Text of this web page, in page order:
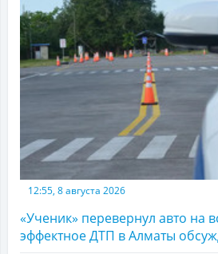
12:55, 8 августа 2026
«Ученик» перевернул авто на
эффектное ДТП в Алматы